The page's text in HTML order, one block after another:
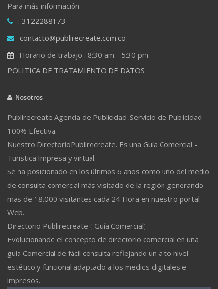
Para más información
: 3122288173
contacto@publirecreate.com.co
Horario de trabajo : 8:30 am - 5:30 pm
POLITICA DE TRATAMIENTO DE DATOS
Nosotros
Publirecreate Agencia de Publicidad .Servicio de Publicidad
100% Efectiva.
Nuestro DirectorioPublirecreate. Es una Guía Comercial -
Turistica Impresa y virtual.
Se ha posicionado en los últimos 6 años como uno del medio
de consulta comercial más visitado de la región generando
mas de 18.000 visitantes cada 24 Hora en nuestro portal
Web.
Directorio Publirecreate ( Guía Comercial)
Evolucionando el concepto de directorio comercial en una
guía Comercial de fácil consulta reflejando un alto nivel
estético y funcional adaptado a los medios digitales e
impresos.